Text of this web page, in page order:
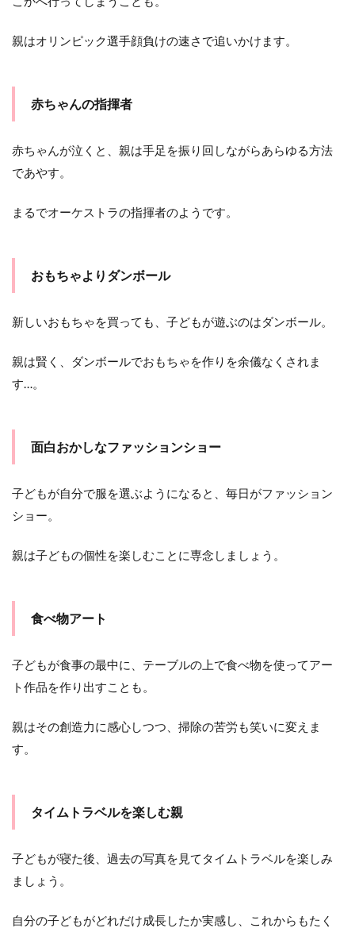
親はオリンピック選手顔負けの速さで追いかけます。
赤ちゃんの指揮者
赤ちゃんが泣くと、親は手足を振り回しながらあらゆる方法
であやす。
まるでオーケストラの指揮者のようです。
おもちゃよりダンボール
新しいおもちゃを買っても、子どもが遊ぶのはダンボール。
親は賢く、ダンボールでおもちゃを作りを余儀なくされま
す…。
面白おかしなファッションショー
子どもが自分で服を選ぶようになると、毎日がファッション
ショー。
親は子どもの個性を楽しむことに専念しましょう。
食べ物アート
子どもが食事の最中に、テーブルの上で食べ物を使ってアー
ト作品を作り出すことも。
親はその創造力に感心しつつ、掃除の苦労も笑いに変えま
す。
タイムトラベルを楽しむ親
子どもが寝た後、過去の写真を見てタイムトラベルを楽しみ
ましょう。
自分の子どもがどれだけ成長したか実感し、これからもたく